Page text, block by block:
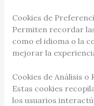
Cookies de
Permiten recordar
como el idioma o la
mejorar la
Cookies de Análisis o
Estas cookies
los usuarios